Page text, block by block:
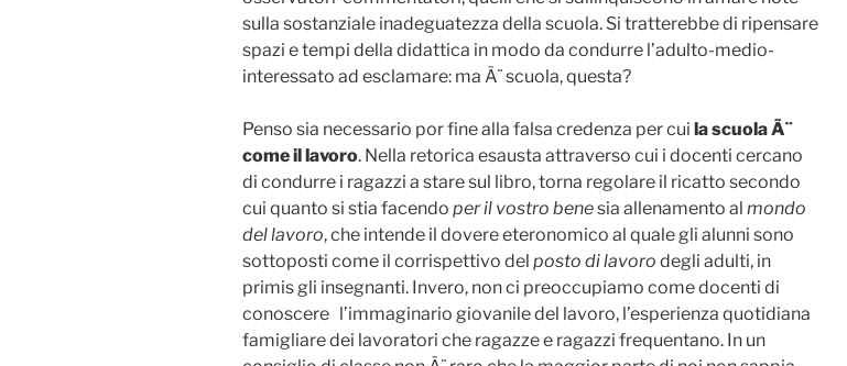
sulla sostanziale inadeguatezza della scuola. Si tratterebbe di ripensare
spazi e tempi della didattica in modo da condurre l’adulto-medio-
interessato ad esclamare: ma Ã¨ scuola, questa?
Penso sia necessario por fine alla falsa credenza per cui la scuola Ã¨
come il lavoro. Nella retorica esausta attraverso cui i docenti cercano
di condurre i ragazzi a stare sul libro, torna regolare il ricatto secondo
cui quanto si stia facendo per il vostro benesia allenamento al mondo
del lavoro, che intende il dovere eteronomico al quale gli alunni sono
sottoposti come il corrispettivo del posto di lavoro degli adulti, in
primis gli insegnanti. Invero, non ci preoccupiamo come docenti di
conoscere l’immaginario giovanile del lavoro, l’esperienza quotidiana
famigliare dei lavoratori che ragazze e ragazzi frequentano. In un